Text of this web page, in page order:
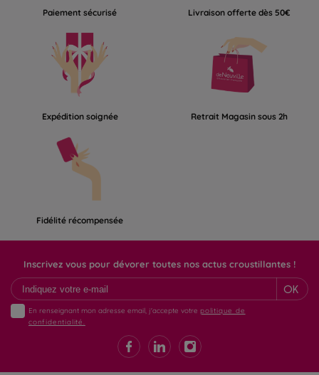
Paiement sécurisé Livraison offerte dès 50€
Expédition soignée Retrait Magasin sous 2h
Fidélité récompensée
Inscrivez vous pour dévorer toutes nos actus croustillantes !
OK
En renseignant mon adresse email, j'accepte votre politique de
confidentialité.